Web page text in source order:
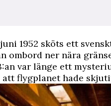
1952 sköts ett
ombord ner nära
var länge ett
flygplanet hade